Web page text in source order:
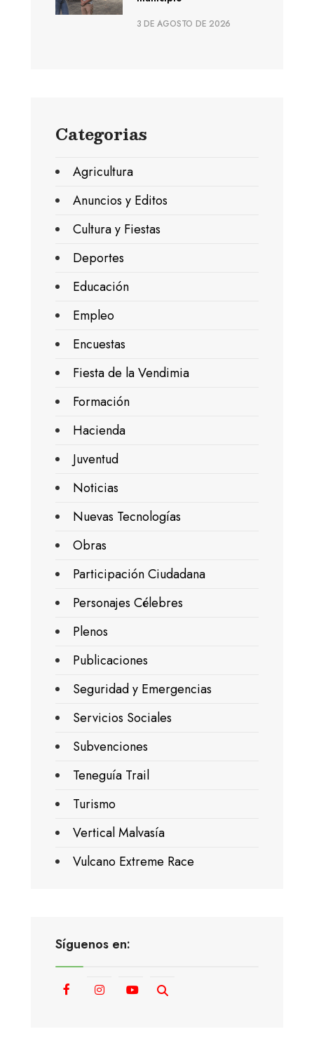
3 DE AGOSTO DE 2026
Categorias
Agricultura
Anuncios y Editos
Cultura y Fiestas
Deportes
Educación
Empleo
Encuestas
Fiesta de la Vendimia
Formación
Hacienda
Juventud
Noticias
Nuevas Tecnologías
Obras
Participación Ciudadana
Personajes Célebres
Plenos
Publicaciones
Seguridad y Emergencias
Servicios Sociales
Subvenciones
Teneguía Trail
Turismo
Vertical Malvasía
Vulcano Extreme Race
Síguenos en: